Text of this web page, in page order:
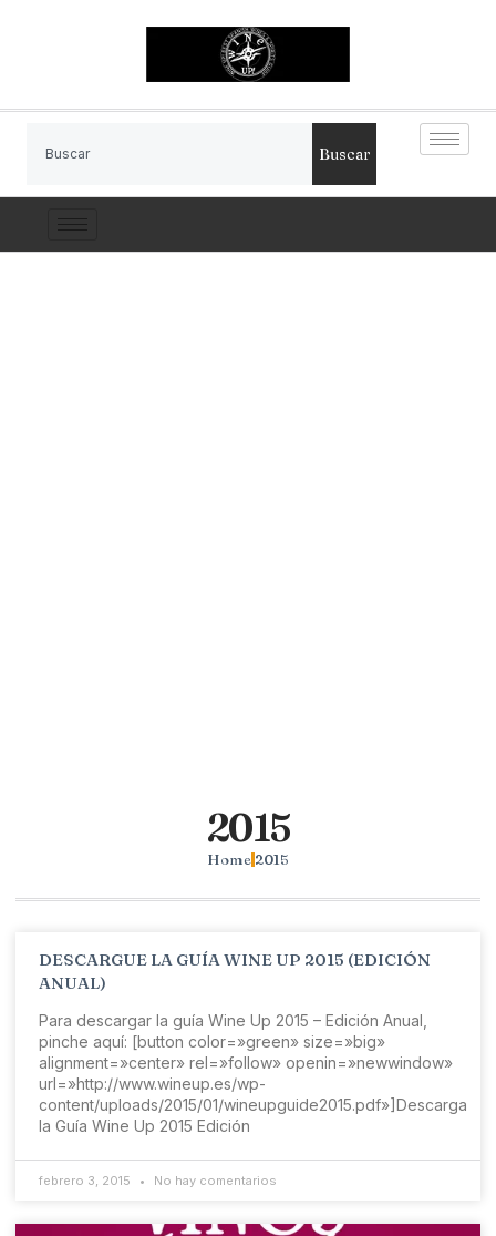
Buscar
2015
Home 2015
DESCARGUE LA GUÍA WINE UP 2015 (EDICIÓN
ANUAL)
Para descargar la guía Wine Up 2015 – Edición Anual,
pinche aquí: [button color=»green» size=»big»
alignment=»center» rel=»follow» openin=»newwindow»
url=»http://www.wineup.es/wp-
content/uploads/2015/01/wineupguide2015.pdf»]Descarga
la Guía Wine Up 2015 Edición
febrero 3, 2015 No hay comentarios